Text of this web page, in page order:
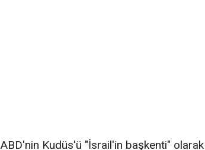
ABD'nin Kudüs'ü "İsrail'in başkenti" olarak